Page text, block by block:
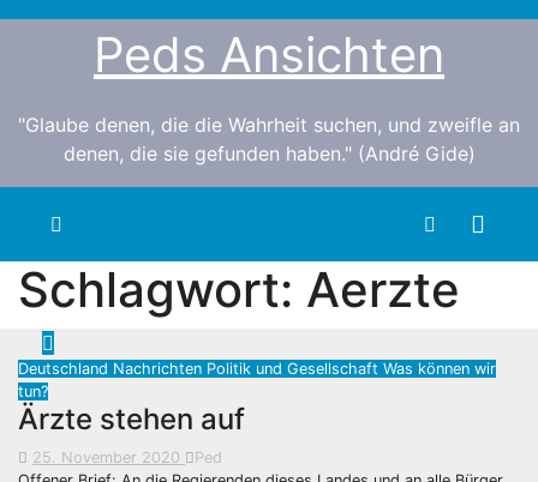
Zum
Peds Ansichten
"Glaube denen, die die Wahrheit suchen, und zweifle an
denen, die sie gefunden haben." (André Gide)
Schlagwort: Aerzte
Deutschland Nachrichten Politik und Gesellschaft Was können wir
tun?
Ärzte stehen auf
25. November 2020
Ped